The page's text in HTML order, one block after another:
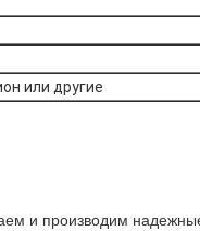
или другие
и производим